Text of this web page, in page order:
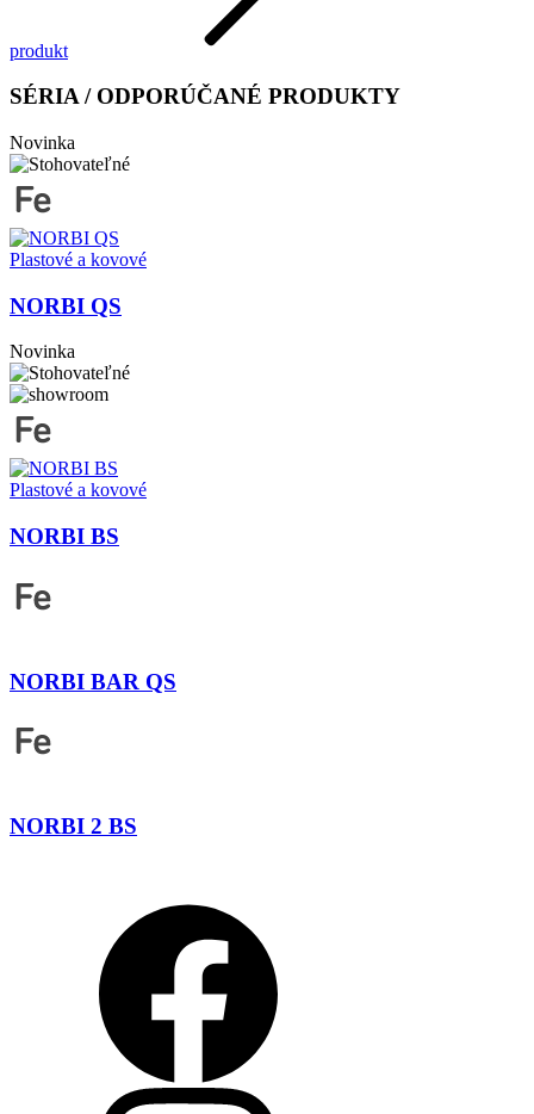
produkt
SÉRIA / ODPORÚČANÉ PRODUKTY
Novinka
Plastové a kovové
NORBI QS
Novinka
Plastové a kovové
NORBI BS
NORBI BAR QS
NORBI 2 BS